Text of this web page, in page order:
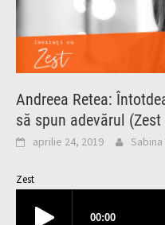
Andreea Retea:
să spun adevărul
aprilie 24, 2019 Sabina
Zest